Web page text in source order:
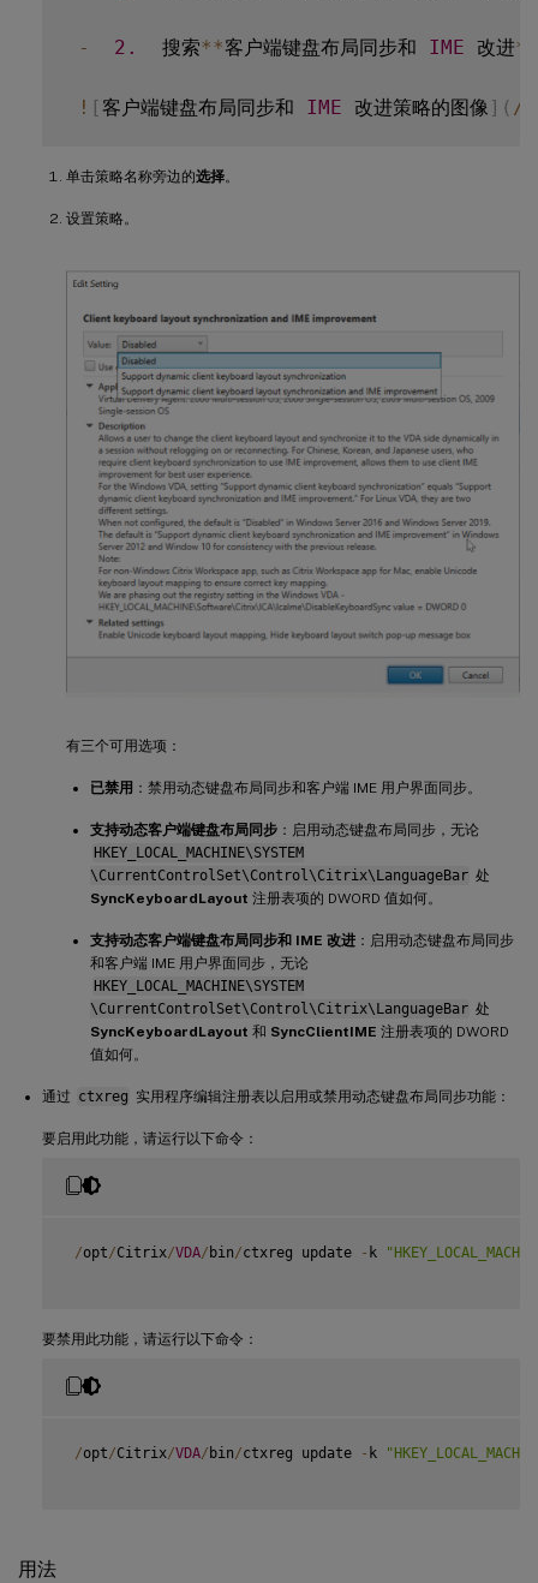
- 2.
  搜索
**客户端键盘布局同步和 IME 改进**
! [客户端键盘布局同步和 IME 改进策略的图像 ] ( /
单击策略名称旁边的选择。
设置策略。
有三个可用选项：
已禁用 ：禁用动态键盘布局同步和客户端 IME 用户界面同步。
支持动态客户端键盘布局同步 ：启用动态键盘布局同步，无论
HKEY_LOCAL_MACHINE\SYSTEM
\CurrentControlSet\Control\Citrix\LanguageBar 处
SyncKeyboardLayout 注册表项的 DWORD 值如何。
支持动态客户端键盘布局同步和 IME 改进 ：启用动态键盘布局同步
和客户端 IME 用户界面同步，无论
HKEY_LOCAL_MACHINE\SYSTEM
\CurrentControlSet\Control\Citrix\LanguageBar 处
SyncKeyboardLayout 和 SyncClientIME 注册表项的 DWORD
值如何。
通过 ctxreg 实用程序编辑注册表以启用或禁用动态键盘布局同步功能：
要启用此功能，请运行以下命令：
/opt/Citrix/VDA/ bin/ctxreg update - k
要禁用此功能，请运行以下命令：
/opt/Citrix/VDA/ bin/ctxreg update - k
用法